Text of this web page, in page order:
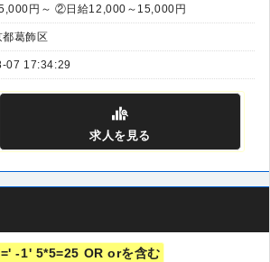
円～ ②日給12,000～15,000円
葛飾区
07 17:34:29
求人 を見る
-1' 5*5=25 OR orを含む